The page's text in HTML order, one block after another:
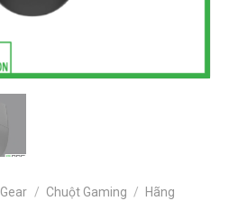
/ Chuột Gaming /
Hãng